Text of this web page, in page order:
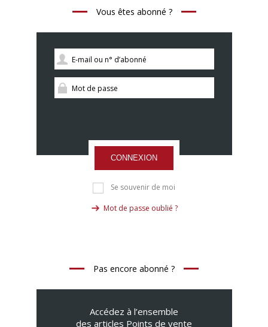
Vous êtes abonné ?
CONNEXION
Se souvenir de moi
Mot de passe oublié ?
Pas encore abonné ?
Accédez à l’ensemble
des articles Points de vente